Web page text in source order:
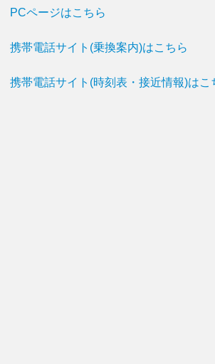
PCページはこちら
携帯電話サイト(乗換案内)はこちら
携帯電話サイト(時刻表・接近情報)はこ